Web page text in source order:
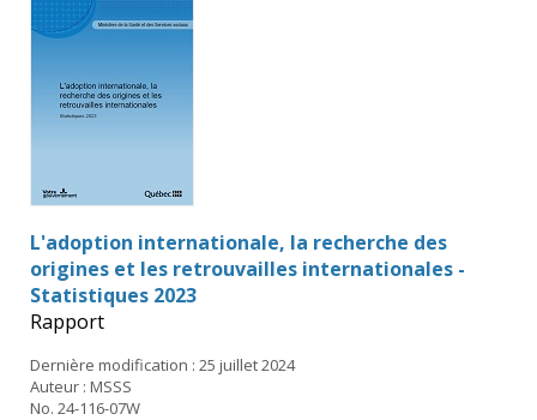
L'adoption internationale, la recherche des
origines et les retrouvailles internationales -
Statistiques 2023
Rapport
Dernière modification : 25 juillet 2024
Auteur : MSSS
No. 24-116-07W